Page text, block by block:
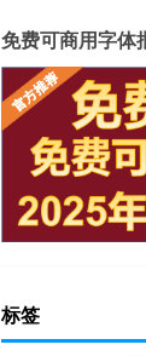
免费可商用字体
标签